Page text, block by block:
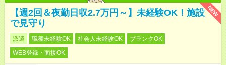
NEW
【週2回＆夜勤日収2.7万円～】未経験OK！施設
で見守り
派遣 職種未経験OK 社会人未経験OK
ブランクOK
WEB登録・面接OK